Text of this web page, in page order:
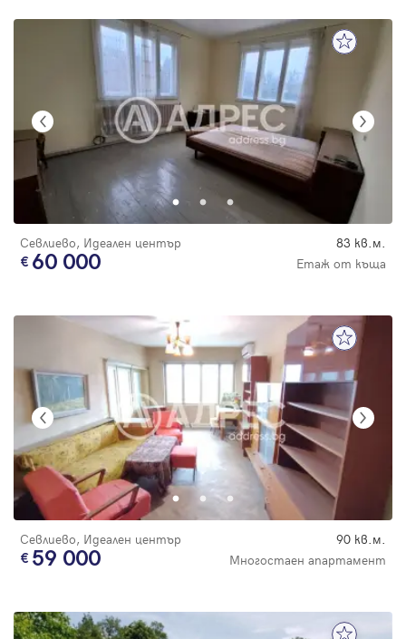
Севлиево, Идеален център 83 кв.м.
60 000 Етаж от къща
Севлиево, Идеален център 90 кв.м.
59 000 Многостаен апартамент